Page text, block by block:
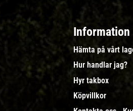
Information
Hämta på vårt
Hur handlar jag?
Hyr takbox
Köpvillkor